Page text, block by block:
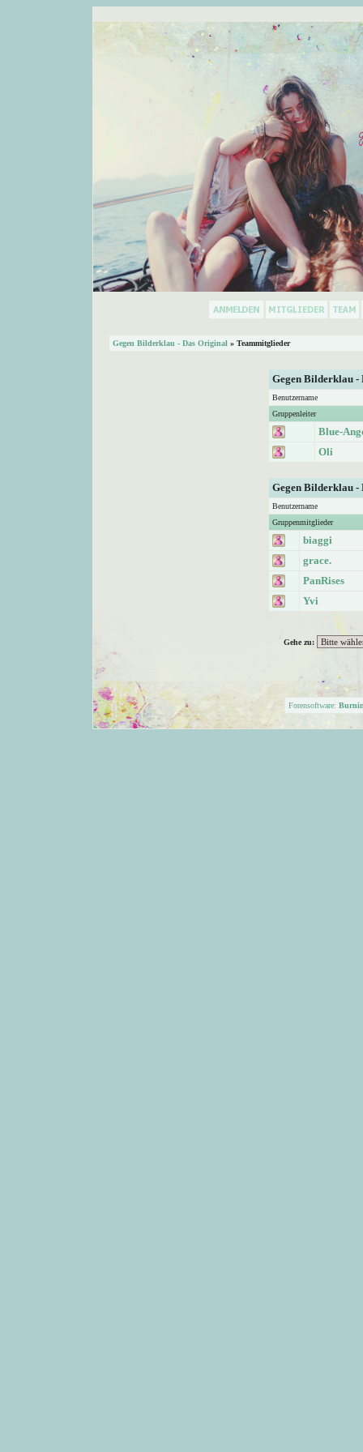
Gegen Bilderklau - Das Original » Teammitglieder
Gegen Bilderklau
Benutzername
Gruppenleiter
Blue-
Oli
Gegen Bilderklau
Benutzername
Gruppenmitglieder
biaggi
grace.
PanRises
Yvi
Gehe zu:
Forensoftware: